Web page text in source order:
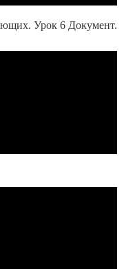
Урок 6 Документ.